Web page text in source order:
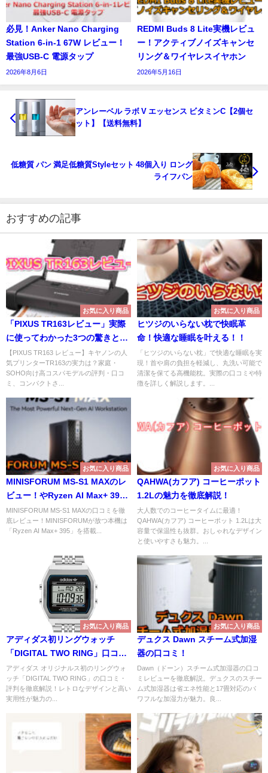
必見！Anker Nano Charging
Station 6-in-1 67W レビュー！
最強USB-C 電源タップ
2026年8月6日
REDMI Buds 8 Lite実機レビュ
ー！アクティブノイズキャンセ
リング＆ワイヤレスイヤホン
2026年5月16日
アンレーベル ラボ V エッセンス ビタミンC【2個セ
ット】【送料無料】
低糖質 パン 満足低糖質Styleセット 48個入り ロング
ライフパン
おすすめの記事
お気に入り商品
「PIXUS TR163レビュー」実際
に使ってわかった3つの驚きと評
判の真相
【PIXUS TR163 レビュー】キヤノンの人
気プリンターTR163の実力は？家庭・
SOHO向け高コスパモデルの評判・口コ
ミ、コンパクトさ...
お気に入り商品
ヒツジのいらない枕で快眠革
命！快適な睡眠を叶える！！
「ヒツジのいらない枕」で快適な睡眠を実
現！首や肩の負担を軽減し、丸洗い可能で
清潔を保てる高機能枕。実際の口コミや特
徴を詳しく解説します。...
お気に入り商品
MINISFORUM MS-S1 MAXのレ
ビュー！やRyzen AI Max+ 395
の実力は？
MINISFORUM MS-S1 MAXの口コミを徹
底レビュー！MINISFORUMが放つ本機は
「Ryzen AI Max+ 395」を搭載...
お気に入り商品
QAHWA(カフア) コーヒーポット
1.2Lの魅力を徹底解説！
大人数でのコーヒータイムに最適！
QAHWA(カフア) コーヒーポット 1.2Lは大
容量で保温性も抜群。おしゃれなデザイン
と使いやすさも魅力。...
お気に入り商品
アディダス初リングウォッチ
「DIGITAL TWO RING」口コ
ミ・レビュー！
アディダス オリジナルス初のリングウォ
ッチ「DIGITAL TWO RING」の口コミ・
評判を徹底解説！レトロなデザインと高い
実用性が魅力の...
お気に入り商品
デュクス Dawn スチーム式加湿
器の口コミ！
Dawn（ドーン）スチーム式加湿器の口コ
ミレビューを徹底解説。デュクスのスチー
ム式加湿器は省エネ性能と17畳対応のパ
ワフルな加湿力が魅力。良...